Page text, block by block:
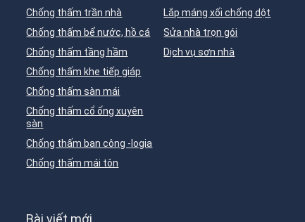
Chống thấm trần nhà
Chống thấm bể nước, hồ cá
Chống thấm tầng hầm
Chống thấm khe tiếp giáp
Chống thấm sàn mái
Chống thấm cổ ống xuyên
sàn
Chống thấm ban công -logia
Chống thấm mái tôn
Lắp máng xối chống dột
Sửa nhà trọn gói
Dịch vụ sơn nhà
Bài viết mới